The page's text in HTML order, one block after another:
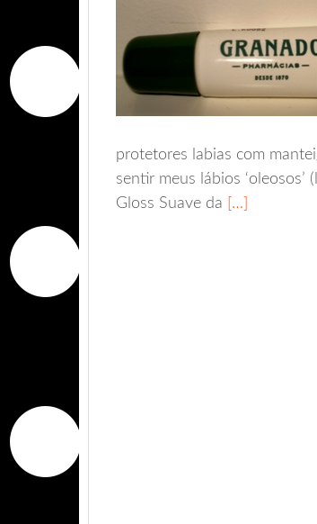
protetores labias com
sentir meus lábios
Gloss Suave da […]